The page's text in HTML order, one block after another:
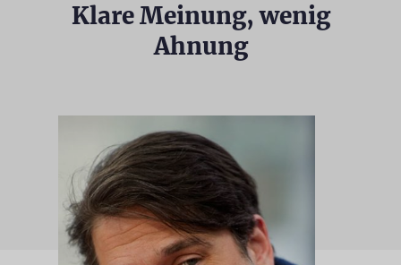
Klare Meinung, wenig
Ahnung